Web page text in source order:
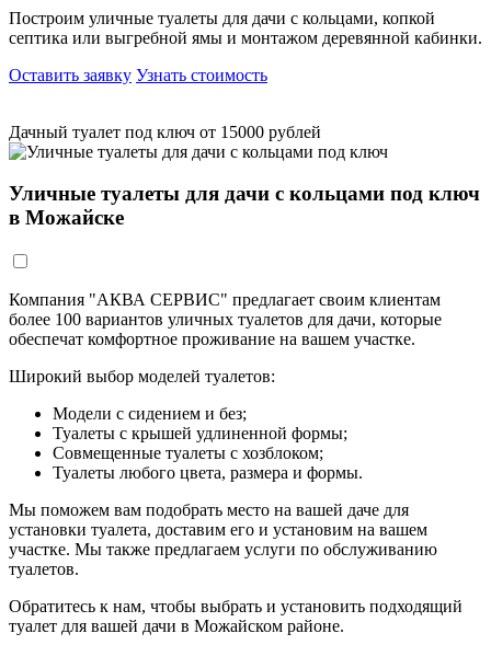
Построим уличные туалеты для дачи с кольцами, копкой
септика или выгребной ямы и монтажом деревянной кабинки.
Оставить заявку Узнать стоимость
Дачный туалет под ключ от 15000 рублей
Уличные туалеты для дачи с кольцами под ключ
в Можайске
Компания "АКВА СЕРВИС" предлагает своим клиентам
более 100 вариантов уличных туалетов для дачи, которые
обеспечат комфортное проживание на вашем участке.
Широкий выбор моделей туалетов:
Модели с сидением и без;
Туалеты с крышей удлиненной формы;
Совмещенные туалеты с хозблоком;
Туалеты любого цвета, размера и формы.
Мы поможем вам подобрать место на вашей даче для
установки туалета, доставим его и установим на вашем
участке. Мы также предлагаем услуги по обслуживанию
туалетов.
Обратитесь к нам, чтобы выбрать и установить подходящий
туалет для вашей дачи в Можайском районе.